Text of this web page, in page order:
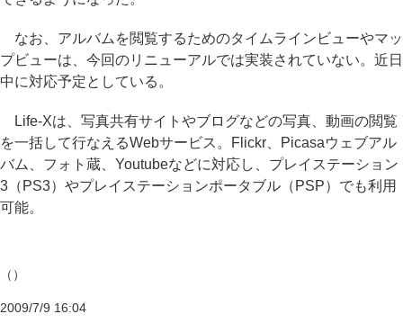
なお、アルバムを閲覧するためのタイムラインビューやマッ
プビューは、今回のリニューアルでは実装されていない。近日
中に対応予定としている。
Life-Xは、写真共有サイトやブログなどの写真、動画の閲覧
を一括して行なえるWebサービス。Flickr、Picasaウェブアル
バム、フォト蔵、Youtubeなどに対応し、プレイステーション
3（PS3）やプレイステーションポータブル（PSP）でも利用
可能。
（）
2009/7/9 16:04